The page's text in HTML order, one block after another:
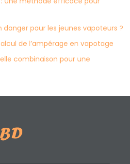
danger pour les jeunes vapoteurs ?
de l’ampérage en vapotage
combinaison pour une